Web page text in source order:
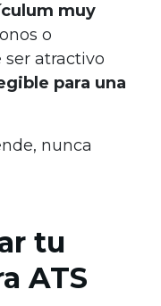
muy
o
atractivo
para una
nunca
tu
ATS